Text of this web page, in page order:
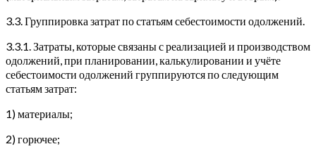
3.3. Группировка затрат по статьям себестоимости одолжений.
3.3.1. Затраты, которые связаны с реализацией и производством
одолжений, при планировании, калькулировании и учёте
себестоимости одолжений группируются по следующим
статьям затрат:
1) материалы;
2) горючее;